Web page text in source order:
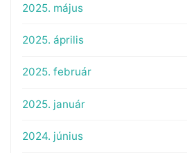
2025. május
2025. április
2025. február
2025. január
2024. június